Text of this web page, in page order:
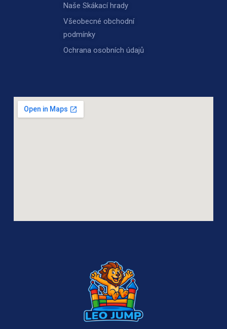
Naše Skákací hrady
Všeobecné obchodní
podmínky
Ochrana osobních údajů